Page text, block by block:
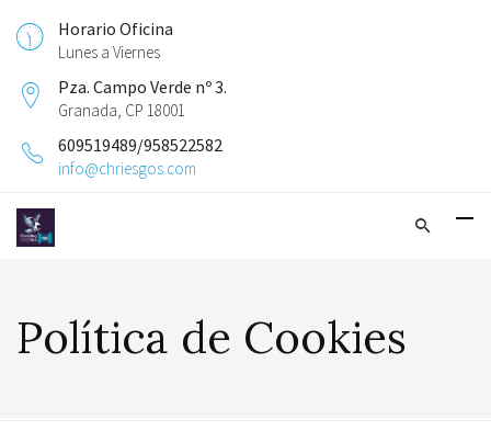
Horario Oficina
Lunes a Viernes
Pza. Campo Verde nº 3.
Granada, CP 18001
609519489/958522582
info@chriesgos.com
Política de Cookies